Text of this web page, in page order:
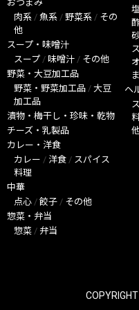
おつまみ
肉系 / 魚系 / 野菜系 / その
他
スープ・味噌汁
スープ / 味噌汁 / その他
野菜・大豆加工品
野菜・野菜加工品 / 大豆
加工品
漬物・梅干し・珍味・乾物
チーズ・乳製品
カレー・洋食
カレー / 洋食 / スパイス
料理
中華
点心 / 餃子 / その他
惣菜・弁当
惣菜 / 弁当
ヘ